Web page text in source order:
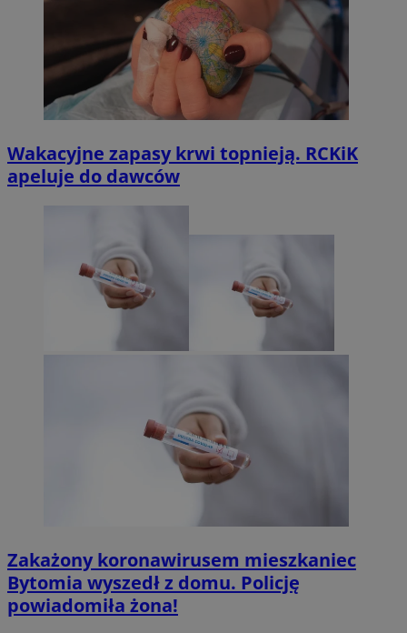
Wakacyjne zapasy krwi topnieją. RCKiK
apeluje do dawców
Zakażony koronawirusem mieszkaniec
Bytomia wyszedł z domu. Policję
powiadomiła żona!